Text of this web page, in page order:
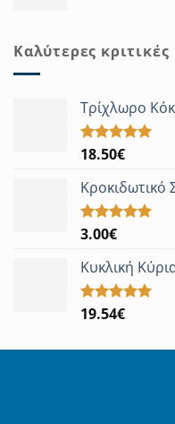
Καλύτερες κριτικές
Τρίχλωρο
Βαθμολογήθηκε
από 5
18.50€
Κροκιδωτικό
Βαθμολογήθηκε
από 5
3.00€
Κυκλική
Βαθμολογήθηκε
19.54€